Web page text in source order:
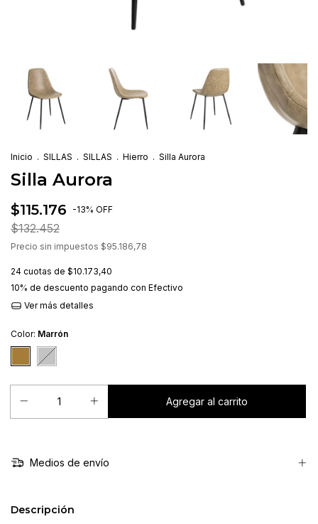
Inicio . SILLAS . SILLAS . Hierro . Silla Aurora
Silla Aurora
$115.176 -13% OFF
$132.452
Precio sin impuestos $95.186,78
24 cuotas de $10.173,40
10% de descuento pagando con Efectivo
Ver más detalles
Color: Marrón
Medios de envío
Descripción